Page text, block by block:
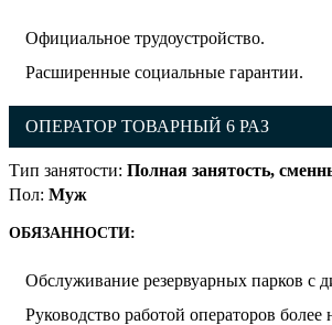
Официальное трудоустройство.
Расширенные социальные гарантии.
ОПЕРАТОР ТОВАРНЫЙ 6 РАЗ
Тип занятости: Полная занятость,
Пол: Муж
ОБЯЗАННОСТИ:
Обслуживание резервуарных парков с
Руководство работой операторов